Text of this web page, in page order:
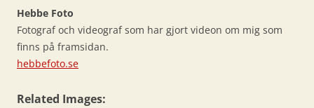
Hebbe Foto
Fotograf och videograf som har gjort videon om mig som
finns på framsidan.
hebbefoto.se
Related Images: